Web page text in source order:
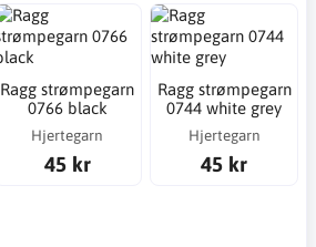
Ragg strømpegarn
0766 black
Hjertegarn
45 kr
Ragg strømpegarn
0744 white grey
Hjertegarn
45 kr